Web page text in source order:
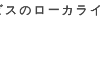
のローカライ